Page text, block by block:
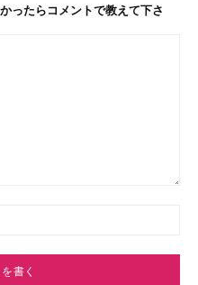
ったらコメントで教えて下さ
*